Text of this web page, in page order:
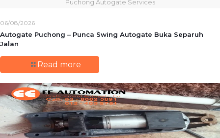
Puchong Autogate Services
06/08/2026
Autogate Puchong – Punca Swing Autogate Buka Separuh
Jalan
Read more